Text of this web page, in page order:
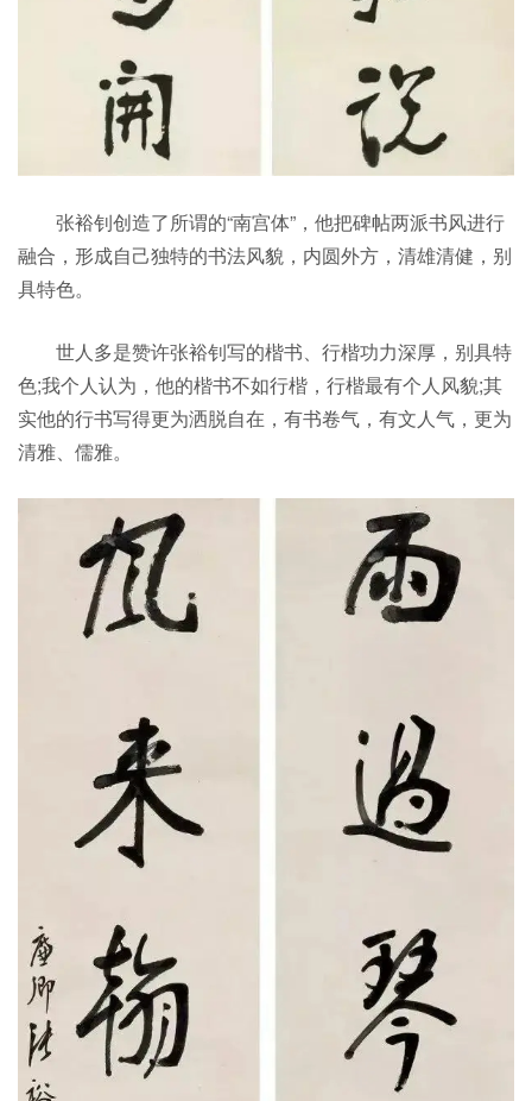
张裕钊创造了所谓的“南宫体”，他把碑帖两派书风进行
融合，形成自己独特的书法风貌，内圆外方，清雄清健，别
具特色。
世人多是赞许张裕钊写的楷书、行楷功力深厚，别具特
色;我个人认为，他的楷书不如行楷，行楷最有个人风貌;其
实他的行书写得更为洒脱自在，有书卷气，有文人气，更为
清雅、儒雅。